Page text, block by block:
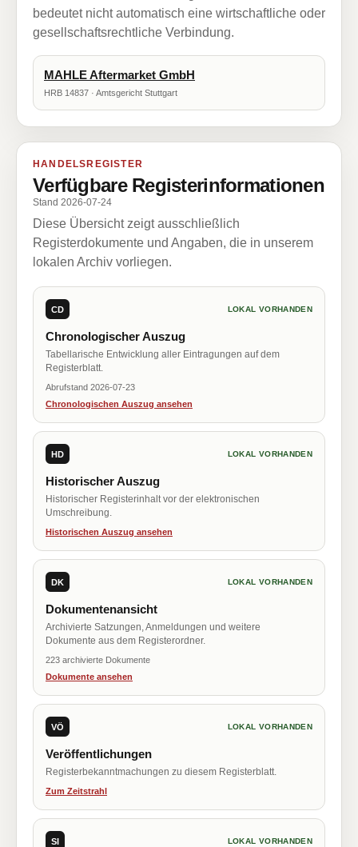
bedeutet nicht automatisch eine wirtschaftliche oder
gesellschaftsrechtliche Verbindung.
MAHLE Aftermarket GmbH
HRB 14837 · Amtsgericht Stuttgart
HANDELSREGISTER
Verfügbare Registerinformationen
Stand 2026-07-24
Diese Übersicht zeigt ausschließlich
Registerdokumente und Angaben, die in unserem
lokalen Archiv vorliegen.
CD LOKAL VORHANDEN
Chronologischer Auszug
Tabellarische Entwicklung aller Eintragungen auf dem
Registerblatt.
Abrufstand 2026-07-23
Chronologischen Auszug ansehen
HD LOKAL VORHANDEN
Historischer Auszug
Historischer Registerinhalt vor der elektronischen
Umschreibung.
Historischen Auszug ansehen
DK LOKAL VORHANDEN
Dokumentenansicht
Archivierte Satzungen, Anmeldungen und weitere
Dokumente aus dem Registerordner.
223 archivierte Dokumente
Dokumente ansehen
VÖ LOKAL VORHANDEN
Veröffentlichungen
Registerbekanntmachungen zu diesem Registerblatt.
Zum Zeitstrahl
SI LOKAL VORHANDEN